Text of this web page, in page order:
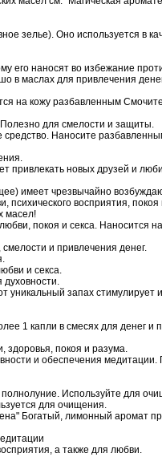
зелье). Оно используется в
его наносят во избежание
в маслах для привлечения
на кожу разбавленным
для смелости и защиты.
Наносите
новых друзей и
имеет чрезвычайно
восприятия, покоя
масел!
покоя и секса. Наносится
и привлечения денег.
и секса.
запах стимулирует
1 капли в смесях для денег и
покоя и разума.
и обеспечения
Используйте для
для очищения.
Богатый, лимонный аромат
а также для любви.